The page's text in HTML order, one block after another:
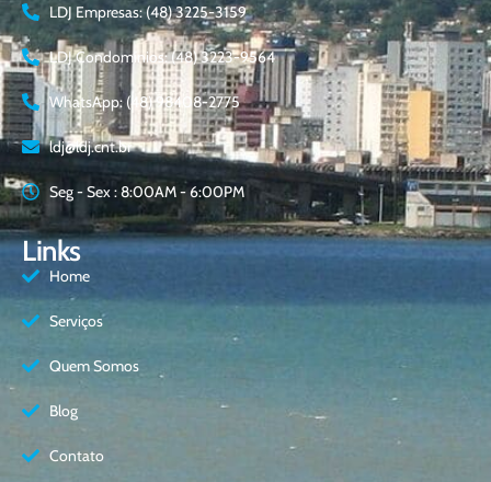
LDJ Empresas: (48) 3225-3159
LDJ Condomínios: (48) 3223-9564
WhatsApp: (48) 98408-2775
ldj@ldj.cnt.br
Seg - Sex : 8:00AM - 6:00PM
Links
Home
Serviços
Quem Somos
Blog
Contato